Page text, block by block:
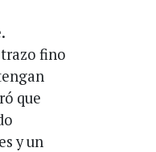
fino
que
y un